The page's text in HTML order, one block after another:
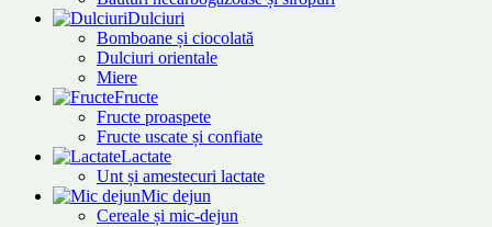
Dulciuri
Bomboane și ciocolată
Dulciuri orientale
Miere
Fructe
Fructe proaspete
Fructe uscate și confiate
Lactate
Unt și amestecuri lactate
Mic dejun
Cereale și mic-dejun